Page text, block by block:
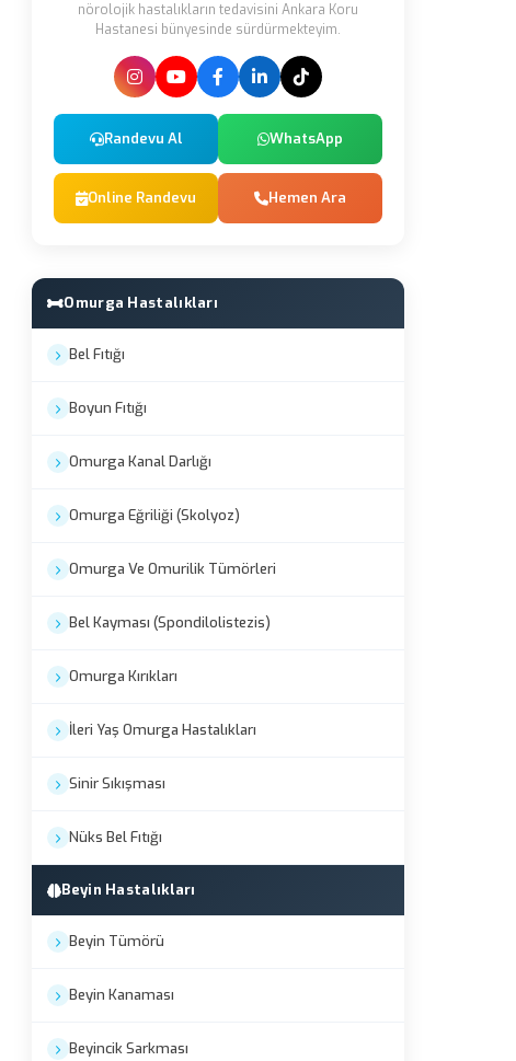
nörolojik hastalıkların tedavisini Ankara Koru
Hastanesi bünyesinde sürdürmekteyim.
Randevu Al WhatsApp
Online Randevu Hemen Ara
Omurga Hastalıkları
Bel Fıtığı
Boyun Fıtığı
Omurga Kanal Darlığı
Omurga Eğriliği (Skolyoz)
Omurga Ve Omurilik Tümörleri
Bel Kayması (Spondilolistezis)
Omurga Kırıkları
İleri Yaş Omurga Hastalıkları
Sinir Sıkışması
Nüks Bel Fıtığı
Beyin Hastalıkları
Beyin Tümörü
Beyin Kanaması
Beyincik Sarkması